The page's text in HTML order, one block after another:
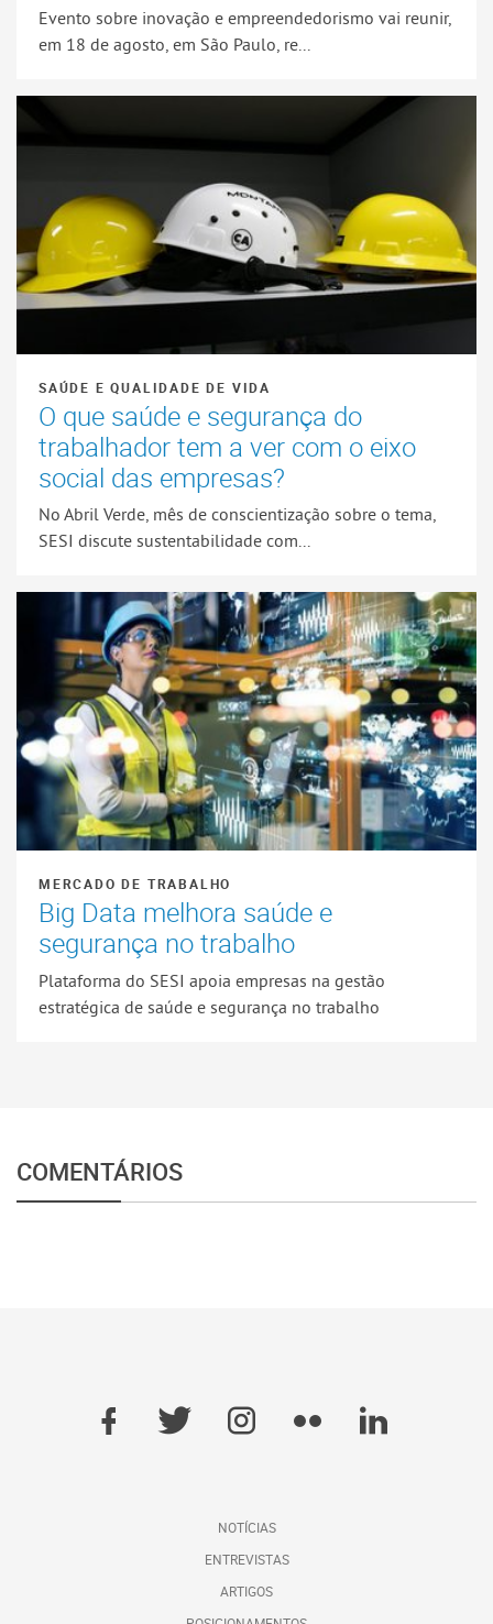
Evento sobre inovação e empreendedorismo vai reunir,
em 18 de agosto, em São Paulo, re...
SAÚDE E QUALIDADE DE VIDA
O que saúde e segurança do
trabalhador tem a ver com o eixo
social das empresas?
No Abril Verde, mês de conscientização sobre o tema,
SESI discute sustentabilidade com...
MERCADO DE TRABALHO
Big Data melhora saúde e
segurança no trabalho
Plataforma do SESI apoia empresas na gestão
estratégica de saúde e segurança no trabalho
COMENTÁRIOS
NOTÍCIAS
ENTREVISTAS
ARTIGOS